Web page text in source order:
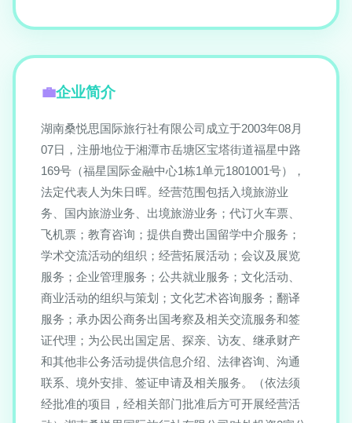
企业简介
湖南桑悦思国际旅行社有限公司成立于2003年08月
07日，注册地位于湘潭市岳塘区宝塔街道福星中路
169号（福星国际金融中心1栋1单元1801001号），
法定代表人为朱日晖。经营范围包括入境旅游业
务、国内旅游业务、出境旅游业务；代订火车票、
飞机票；教育咨询；提供自费出国留学中介服务；
学术交流活动的组织；经营拓展活动；会议及展览
服务；企业管理服务；公共就业服务；文化活动、
商业活动的组织与策划；文化艺术咨询服务；翻译
服务；承办因公商务出国考察及相关交流服务和签
证代理；为公民出国定居、探亲、访友、继承财产
和其他非公务活动提供信息介绍、法律咨询、沟通
联系、境外安排、签证申请及相关服务。（依法须
经批准的项目，经相关部门批准后方可开展经营活